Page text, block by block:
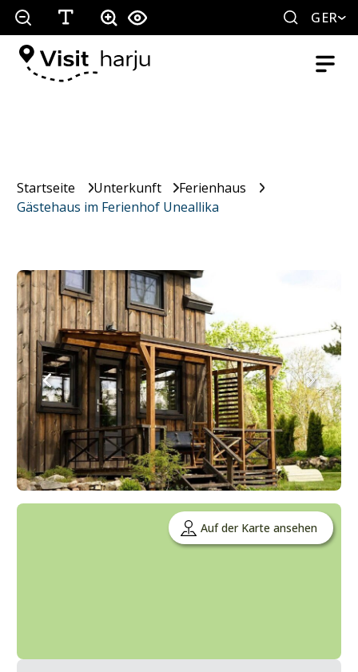
GER
Startseite Unterkunft
Ferienhaus
Gästehaus im Ferienhof Uneallika
Auf der Karte ansehen